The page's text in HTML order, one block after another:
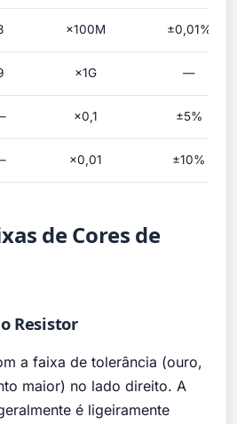
×100M ±0,01%
×1G —
×0,1 ±5%
×0,01 ±10%
de Cores de
Resistor
a faixa de tolerância (ouro,
maior) no lado direito. A
é ligeiramente